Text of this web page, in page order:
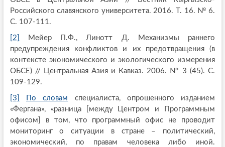
Российского славянского университета. 2016. Т. 16. № 6.
С. 107-111.
[2]
Мейер П.Ф., Линотт Д. Механизмы раннего
предупреждения конфликтов и их предотвращения (в
контексте экономического и экологического измерения
ОБСЕ) // Центральная Азия и Кавказ. 2006. № 3 (45). С.
109-129.
[3] По словам специалиста, опрошенного изданием
«Фергана», «разница [между Центром и Программным
офисом] в том, что программный офис не проводит
мониторинг о ситуации в стране – политический,
экономический, по правам человека либо иной.